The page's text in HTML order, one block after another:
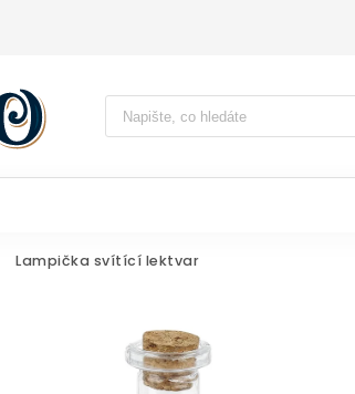
Vyhledávání
Lampička svítící lektvar